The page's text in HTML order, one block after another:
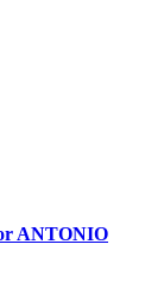
ANTONIO